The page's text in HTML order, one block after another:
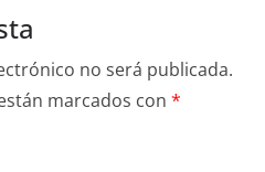
no será publicada.
marcados con *